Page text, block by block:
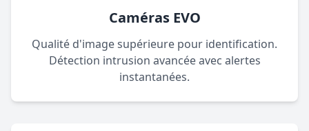
Caméras EVO
Qualité d'image supérieure pour identification.
Détection intrusion avancée avec alertes
instantanées.